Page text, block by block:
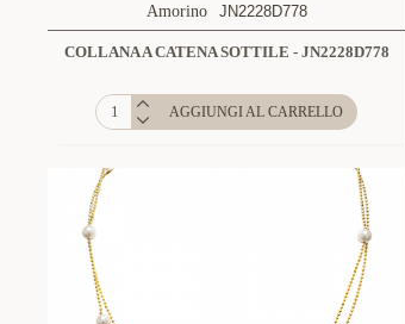
Amorino JN2228D778
COLLANA A CATENA SOTTILE - JN2228D778
AGGIUNGI AL CARRELLO